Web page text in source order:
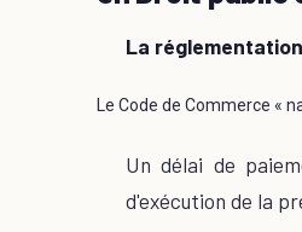
La
Le Code de Commerce «
Un délai de
d'exécution de la